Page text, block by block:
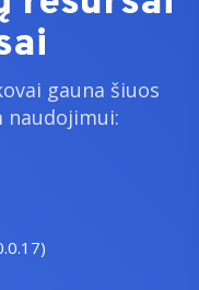
gauna šiuos
naudojimui: